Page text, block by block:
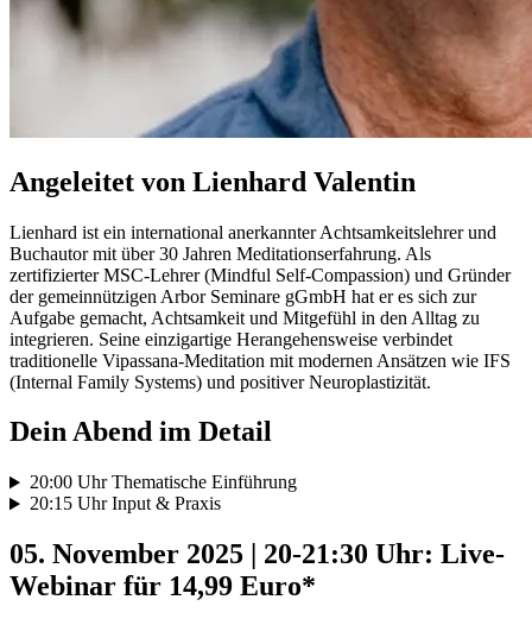
Angeleitet von Lienhard Valentin
Lienhard ist ein international anerkannter Achtsamkeitslehrer und
Buchautor mit über 30 Jahren Meditationserfahrung. Als
zertifizierter MSC-Lehrer (Mindful Self-Compassion) und Gründer
der gemeinnützigen Arbor Seminare gGmbH hat er es sich zur
Aufgabe gemacht, Achtsamkeit und Mitgefühl in den Alltag zu
integrieren. Seine einzigartige Herangehensweise verbindet
traditionelle Vipassana-Meditation mit modernen Ansätzen wie IFS
(Internal Family Systems) und positiver Neuroplastizität.
Dein Abend im Detail
20:00 Uhr Thematische Einführung
20:15 Uhr Input & Praxis
05. November 2025 | 20-21:30 Uhr: Live-
Webinar für 14,99 Euro*